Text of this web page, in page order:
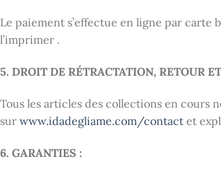
Le paiement s’effectue en ligne par carte
l’imprimer .
5. DROIT DE RÉTRACTATION, RETOUR
Tous les articles des collections en cours
sur www.idadegliame.com/contact et
6. GARANTIES :